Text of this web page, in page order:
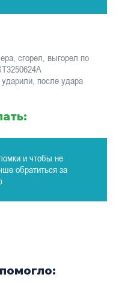
сгорел, выгорел по
после удара
и чтобы не
обратиться за